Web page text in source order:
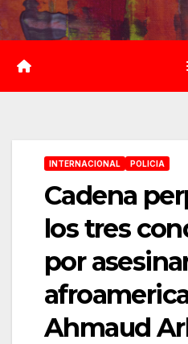
Saltar
al
contenido
INTERNACIONAL POLICIA
Cadena
los tres
por
Ahmaud